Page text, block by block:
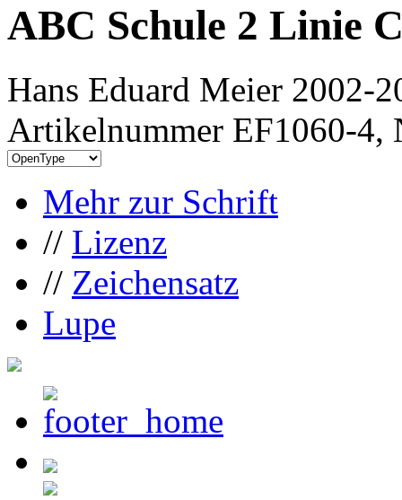
ABC Schule 2 Linie
Hans Eduard Meier 2002-
Artikelnummer EF1060-4,
Mehr zur Schrift
// Lizenz
// Zeichensatz
Lupe